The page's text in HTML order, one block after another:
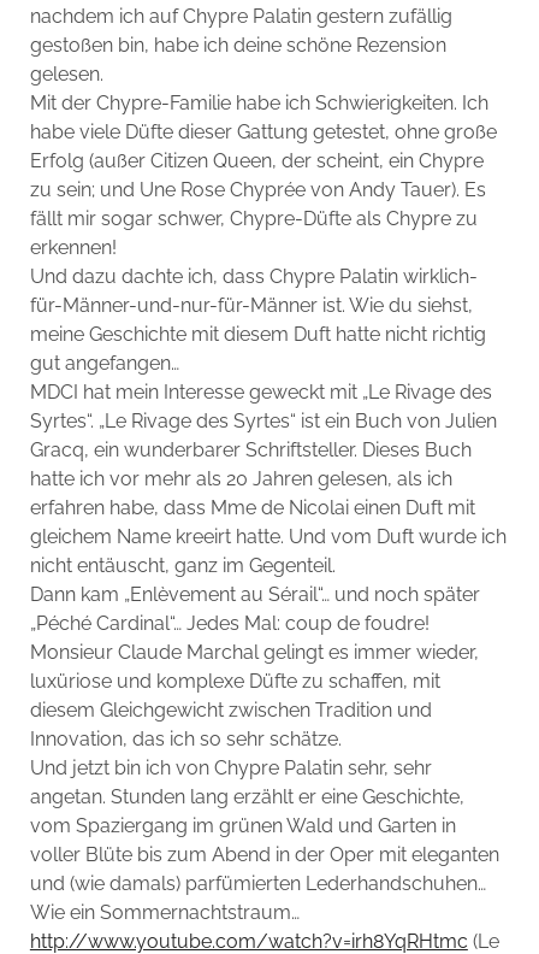
nachdem ich auf Chypre Palatin gestern zufällig
gestoßen bin, habe ich deine schöne Rezension
gelesen.
Mit der Chypre-Familie habe ich Schwierigkeiten. Ich
habe viele Düfte dieser Gattung getestet, ohne große
Erfolg (außer Citizen Queen, der scheint, ein Chypre
zu sein; und Une Rose Chyprée von Andy Tauer). Es
fällt mir sogar schwer, Chypre-Düfte als Chypre zu
erkennen!
Und dazu dachte ich, dass Chypre Palatin wirklich-
für-Männer-und-nur-für-Männer ist. Wie du siehst,
meine Geschichte mit diesem Duft hatte nicht richtig
gut angefangen…
MDCI hat mein Interesse geweckt mit „Le Rivage des
Syrtes“. „Le Rivage des Syrtes“ ist ein Buch von Julien
Gracq, ein wunderbarer Schriftsteller. Dieses Buch
hatte ich vor mehr als 20 Jahren gelesen, als ich
erfahren habe, dass Mme de Nicolai einen Duft mit
gleichem Name kreeirt hatte. Und vom Duft wurde ich
nicht entäuscht, ganz im Gegenteil.
Dann kam „Enlèvement au Sérail“… und noch später
„Péché Cardinal“… Jedes Mal: coup de foudre!
Monsieur Claude Marchal gelingt es immer wieder,
luxüriose und komplexe Düfte zu schaffen, mit
diesem Gleichgewicht zwischen Tradition und
Innovation, das ich so sehr schätze.
Und jetzt bin ich von Chypre Palatin sehr, sehr
angetan. Stunden lang erzählt er eine Geschichte,
vom Spaziergang im grünen Wald und Garten in
voller Blüte bis zum Abend in der Oper mit eleganten
und (wie damals) parfümierten Lederhandschuhen…
Wie ein Sommernachtstraum…
http://www.youtube.com/watch?v=irh8YqRHtmc (Le